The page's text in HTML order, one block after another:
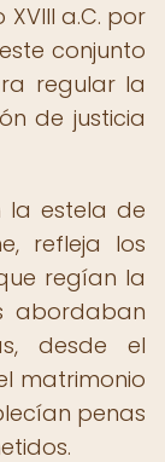
a.C. por
conjunto
regular la
de justicia
la estela de
refleja los
regían la
abordaban
desde el
matrimonio
penas